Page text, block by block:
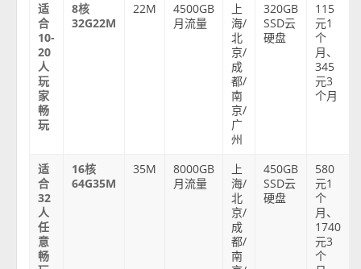
适
合
10-
20
人
玩
家
畅
玩
8核
32G22M
22M
4500GB
月流量
上
海/
北
京/
成
都/
南
京/
广
州
320GB
SSD云
硬盘
115
元1
个
月、
345
元3
个月
适
合
32
人
任
意
畅
16核
64G35M
35M
8000GB
月流量
上
海/
北
京/
成
都/
南
450GB
SSD云
硬盘
580
元1
个
月、
1740
元3
个